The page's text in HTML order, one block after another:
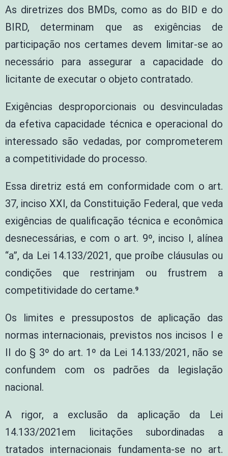
As diretrizes dos BMDs, como as do BID e do
BIRD, determinam que as exigências de
participação nos certames devem limitar-se ao
necessário para assegurar a capacidade do
licitante de executar o objeto contratado.
Exigências desproporcionais ou desvinculadas
da efetiva capacidade técnica e operacional do
interessado são vedadas, por comprometerem
a competitividade do processo.
Essa diretriz está em conformidade com o art.
37, inciso XXI, da Constituição Federal, que veda
exigências de qualificação técnica e econômica
desnecessárias, e com o art. 9º, inciso I, alínea
“a”, da Lei 14.133/2021, que proíbe cláusulas ou
condições que restrinjam ou frustrem a
competitividade do certame.⁹
Os limites e pressupostos de aplicação das
normas internacionais, previstos nos incisos I e
II do § 3º do art. 1º da Lei 14.133/2021, não se
confundem com os padrões da legislação
nacional.
A rigor, a exclusão da aplicação da Lei
14.133/2021em licitações subordinadas a
tratados internacionais fundamenta-se no art.